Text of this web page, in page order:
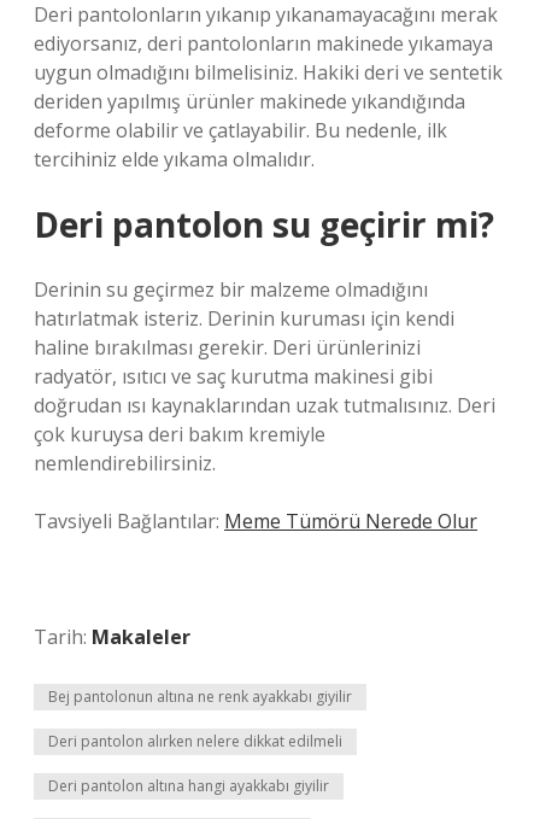
Deri pantolonların yıkanıp yıkanamayacağını merak
ediyorsanız, deri pantolonların makinede yıkamaya
uygun olmadığını bilmelisiniz. Hakiki deri ve sentetik
deriden yapılmış ürünler makinede yıkandığında
deforme olabilir ve çatlayabilir. Bu nedenle, ilk
tercihiniz elde yıkama olmalıdır.
Deri pantolon su geçirir mi?
Derinin su geçirmez bir malzeme olmadığını
hatırlatmak isteriz. Derinin kuruması için kendi
haline bırakılması gerekir. Deri ürünlerinizi
radyatör, ısıtıcı ve saç kurutma makinesi gibi
doğrudan ısı kaynaklarından uzak tutmalısınız. Deri
çok kuruysa deri bakım kremiyle
nemlendirebilirsiniz.
Tavsiyeli Bağlantılar: Meme Tümörü Nerede Olur
Tarih: Makaleler
Bej pantolonun altına ne renk ayakkabı giyilir
Deri pantolon alırken nelere dikkat edilmeli
Deri pantolon altına hangi ayakkabı giyilir